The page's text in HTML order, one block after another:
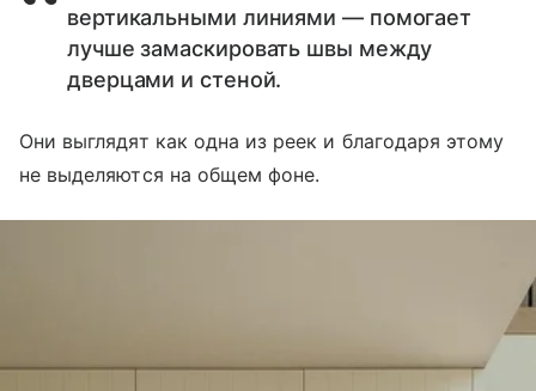
вертикальными линиями — помогает
лучше замаскировать швы между
дверцами и стеной.
Они выглядят как одна из реек и благодаря этому
не выделяются на общем фоне.